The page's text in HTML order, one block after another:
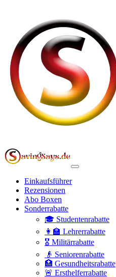
Einkaufsführer
Rezensionen
Abo Boxen
Sonderrabatte
🎓 Studentenrabatte
👩‍🏫 Lehrerrabatte
🎖️ Militärrabatte
👴 Seniorenrabatte
🏥 Gesundheitsrabatte
🚨 Ersthelferrabatte